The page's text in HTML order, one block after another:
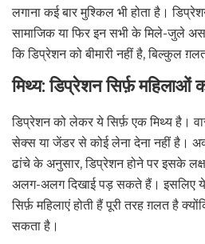
लगाना कई बार मुश्किल भी होता है।
सामाजिक या फिर इन सभी के मिले-जुले
कि डिप्रेशन को बीमारी नहीं है, बिल्कुल
मिथ्य: डिप्रेशन सिर्फ़ महिलाओं
डिप्रेशन को लेकर ये सिर्फ़ एक मिथ्य है।
सेक्स या जेंडर से कोई लेना देना नहीं है।
ढांचे के अनुसार, डिप्रेशन होने पर इसके
अलग-अलग दिखाई पड़ सकते हैं। इसलिए ये
सिर्फ़ महिलाएं होती हैं पूरी तरह ग़लत है
सकता है।